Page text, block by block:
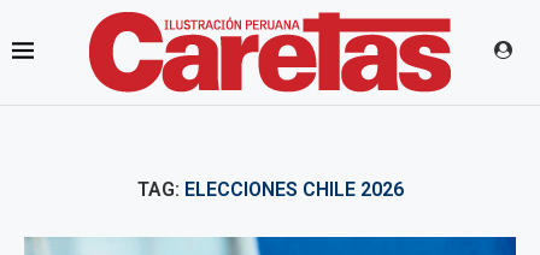
TAG: ELECCIONES CHILE 2026